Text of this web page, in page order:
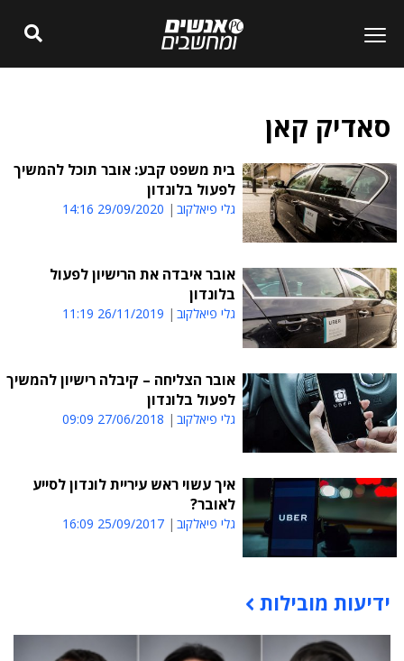
סאדיק קאן
בית משפט קבע: אובר תוכל להמשיך
לפעול בלונדון
גלי פיאלקוב 29/09/2020 14:16
אובר איבדה את הרישיון לפעול
בלונדון
גלי פיאלקוב 26/11/2019 11:19
אובר הצליחה – קיבלה רישיון להמשיך
לפעול בלונדון
גלי פיאלקוב 27/06/2018 09:09
איך עשוי ראש עיריית לונדון לסייע
לאובר?
גלי פיאלקוב 25/09/2017 16:09
תוכן פרסומי
ידיעות מובילות